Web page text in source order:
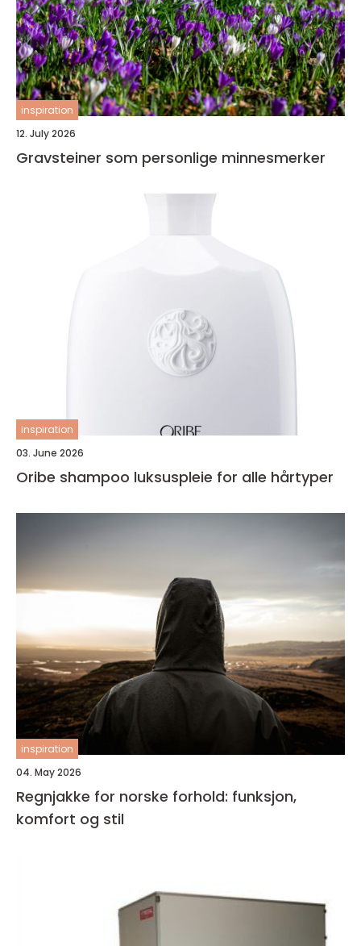
inspiration
12. July 2026
Gravsteiner som personlige minnesmerker
inspiration
03. June 2026
Oribe shampoo luksuspleie for alle hårtyper
inspiration
04. May 2026
Regnjakke for norske forhold: funksjon,
komfort og stil